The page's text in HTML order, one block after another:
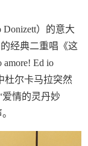
）的意大
的经典二重唱《这
Ed io
杜尔卡马拉突然
爱情的灵丹妙